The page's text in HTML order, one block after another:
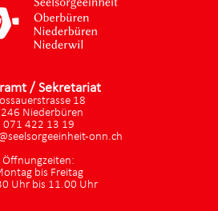
/ Sekretariat
18
Niederbüren
071 422 13 19
onn.ch
Öffnungzeiten:
bis Freitag
Uhr bis 11.00 Uhr